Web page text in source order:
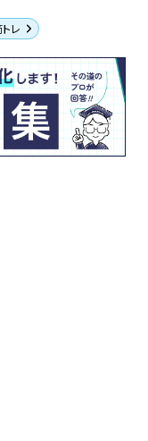
レ